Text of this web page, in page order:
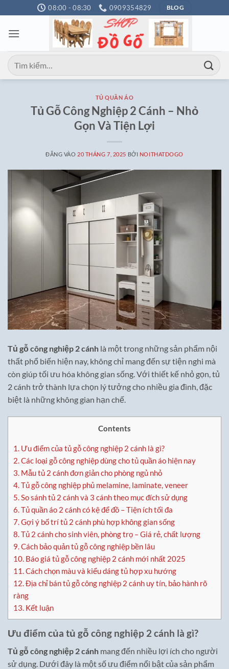
qua
nội
08:00 - 08:30 0909354829 BLOG
Tìm
kiếm:
TỦ QUẦN ÁO
Tủ Gỗ Công Nghiệp 2 Cánh – Nhỏ
Gọn Và Tiện Lợi
ĐĂNG VÀO 20 THÁNG 7, 2025 BỞI NOITHATDOGO
Tủ gỗ công nghiệp 2 cánh là một trong những sản phẩm nội
thất phổ biến hiện nay, không chỉ mang đến sự tiện nghi mà
còn giúp tối ưu hóa không gian sống. Với thiết kế nhỏ gọn, tủ
2 cánh trở thành lựa chọn lý tưởng cho nhiều gia đình, đặc
biệt là những không gian hạn chế.
Contents
1. Ưu điểm của tủ gỗ công nghiệp 2 cánh là gì?
2.Các loại gỗ công nghiệp dùng cho tủ quần áo hiện nay
3. Mẫu tủ 2 cánh đơn giản cho phòng ngủ nhỏ
4.Tủ gỗ công nghiệp phủ melamine, laminate, veneer
5.So sánh tủ 2 cánh và 3 cánh theo mục đích sử dụng
6.Tủ quần áo 2 cánh có kệ để đồ – Tiện ích tối đa
7.Gợi ý bố trí tủ 2 cánh phù hợp không gian sống
8.Tủ 2 cánh cho sinh viên, phòng trọ – Giá rẻ, chất lượng
9.Cách bảo quản tủ gỗ công nghiệp bền lâu
10. Báo giá tủ gỗ công nghiệp 2 cánh mới nhất 2025
11.Cách chọn màu và kiểu dáng tủ hợp xu hướng
12.Địa chỉ bán tủ gỗ công nghiệp 2 cánh uy tín, bảo hành rõ
ràng
13. Kết luận
Ưu điểm của tủ gỗ công nghiệp 2 cánh là gì?
Tủ gỗ công nghiệp 2 cánh mang đến nhiều lợi ích cho người
sử dụng. Dưới đây là một số ưu điểm nổi bật của sản phẩm